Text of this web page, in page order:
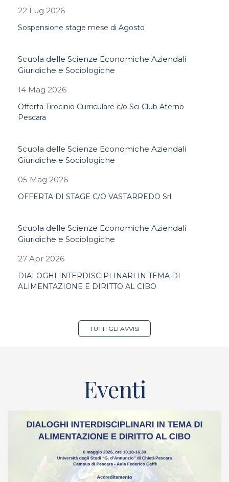
22 Lug 2026
Sospensione stage mese di Agosto
Scuola delle Scienze Economiche Aziendali
Giuridiche e Sociologiche
14 Mag 2026
Offerta Tirocinio Curriculare c/o Sci Club Aterno
Pescara
Scuola delle Scienze Economiche Aziendali
Giuridiche e Sociologiche
05 Mag 2026
OFFERTA DI STAGE C/O VASTARREDO Srl
Scuola delle Scienze Economiche Aziendali
Giuridiche e Sociologiche
27 Apr 2026
DIALOGHI INTERDISCIPLINARI IN TEMA DI
ALIMENTAZIONE E DIRITTO AL CIBO
TUTTI GLI AVVISI
Eventi